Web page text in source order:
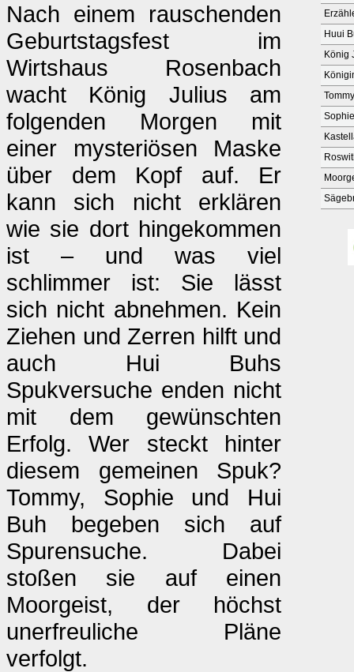
Nach einem rauschenden
Geburtstagsfest im
Wirtshaus Rosenbach
wacht König Julius am
folgenden Morgen mit
einer mysteriösen Maske
über dem Kopf auf. Er
kann sich nicht erklären
wie sie dort hingekommen
ist – und was viel
schlimmer ist: Sie lässt
sich nicht abnehmen. Kein
Ziehen und Zerren hilft und
auch Hui Buhs
Spukversuche enden nicht
mit dem gewünschten
Erfolg. Wer steckt hinter
diesem gemeinen Spuk?
Tommy, Sophie und Hui
Buh begeben sich auf
Spurensuche. Dabei
stoßen sie auf einen
Moorgeist, der höchst
unerfreuliche Pläne
verfolgt.
Huui
König
Tommy
Sophie